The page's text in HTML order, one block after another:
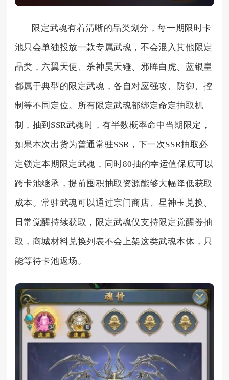
限定武魂有着清晰的品类划分，每一期限时卡
池只会单独投放一款专属武魂，不会混入其他限定
品类，六翼天使、杀神昊天锤、邪眸白虎、蓝银皇
都属于典型的限定武魂，各自对应强攻、防御、控
制等不同定位。所有限定武魂都绑定命定抽取机
制，抽到SSR武魂时，有半数概率命中当期限定，
如果本次出货为普通常驻SSR，下一次SSR抽取必
定锁定本期限定武魂，同时80抽的幸运值保底可以
跨卡池继承，提前囤积抽取资源能够大幅降低获取
成本。常驻武魂可以通过宗门商店、星神玉兑换、
日常觉醒持续获取，限定武魂仅支持限定觉醒券抽
取，商城材料兑换列表不会上架这类武魂本体，只
能等待卡池返场。